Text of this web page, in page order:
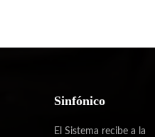
Sinfónico
El Sistema recibe a la